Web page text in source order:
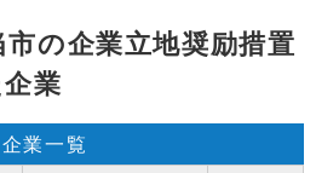
の企業立地奨励措置
業
企業一覧